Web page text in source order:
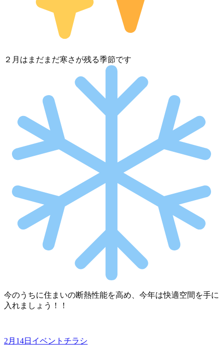
２月はまだまだ寒さが残る季節です
今のうちに住まいの断熱性能を高め、今年は快適空間を手に
入れましょう！！
2月14日イベントチラシ